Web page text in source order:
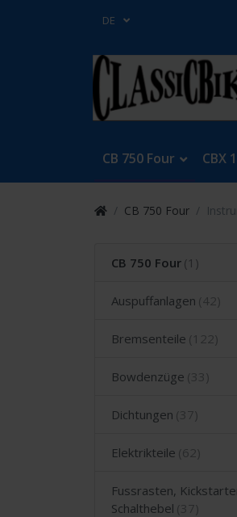
DE
CB 750 Four CBX
CB 750 Four
CB 750 Four
Auspuffanlagen
Bremsenteile
Bowdenzüge
Dichtungen
Elektrikteile
Fussrasten,
Schalthebel